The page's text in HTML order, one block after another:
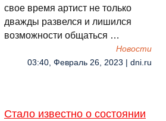
свое время артист не только
дважды развелся и лишился
возможности общаться …
Новости
03:40, Февраль 26, 2023 | dni.ru
Стало известно о состоянии